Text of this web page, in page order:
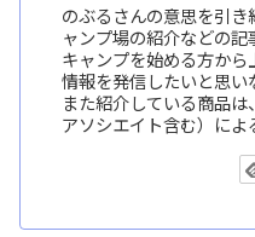
のぶるさんの意思を引
ャンプ場の紹介などの
キャンプを始める方か
情報を発信したいと思い
また紹介している商品
アソシエイト含む）によ